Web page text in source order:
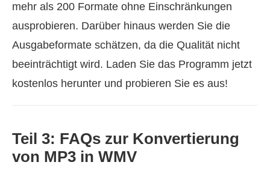
mehr als 200 Formate ohne Einschränkungen
ausprobieren. Darüber hinaus werden Sie die
Ausgabeformate schätzen, da die Qualität nicht
beeinträchtigt wird. Laden Sie das Programm jetzt
kostenlos herunter und probieren Sie es aus!
Teil 3: FAQs zur Konvertierung
von MP3 in WMV